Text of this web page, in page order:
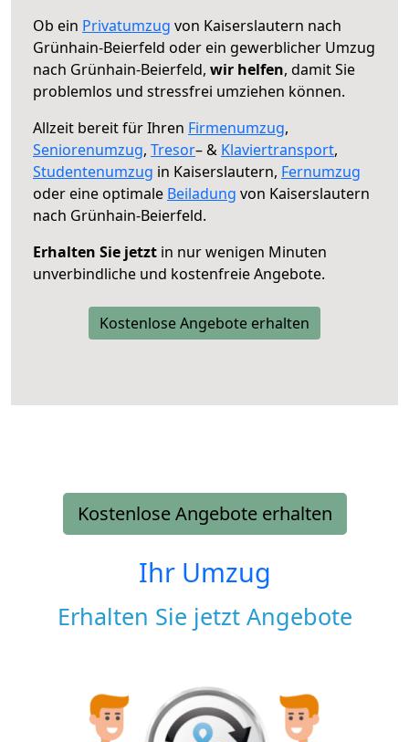
Ob ein Privatumzug von Kaiserslautern nach
Grünhain-Beierfeld oder ein gewerblicher Umzug
nach Grünhain-Beierfeld, wir helfen, damit Sie
problemlos und stressfrei umziehen können.
Allzeit bereit für Ihren Firmenumzug,
Seniorenumzug, Tresor– & Klaviertransport,
Studentenumzug in Kaiserslautern, Fernumzug
oder eine optimale Beiladung von Kaiserslautern
nach Grünhain-Beierfeld.
Erhalten Sie jetzt in nur wenigen Minuten
unverbindliche und kostenfreie Angebote.
Kostenlose Angebote erhalten
Kostenlose Angebote erhalten
Ihr Umzug
Erhalten Sie jetzt Angebote